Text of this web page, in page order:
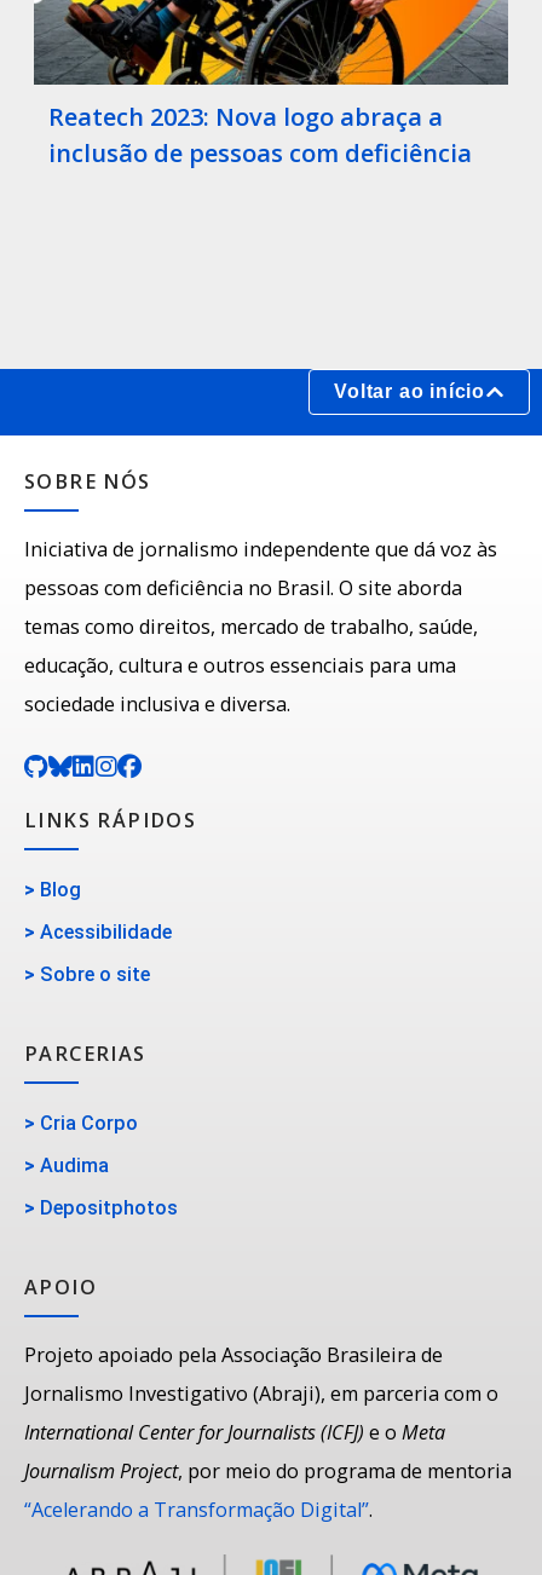
Reatech 2023: Nova logo abraça a
inclusão de pessoas com deficiência
Voltar ao início
SOBRE NÓS
Iniciativa de jornalismo independente que dá voz às
pessoas com deficiência no Brasil. O site aborda
temas como direitos, mercado de trabalho, saúde,
educação, cultura e outros essenciais para uma
sociedade inclusiva e diversa.
LINKS RÁPIDOS
> Blog
> Acessibilidade
> Sobre o site
PARCERIAS
> Cria Corpo
> Audima
> Depositphotos
APOIO
Projeto apoiado pela Associação Brasileira de
Jornalismo Investigativo (Abraji), em parceria com o
International Center for Journalists (ICFJ) e o Meta
Journalism Project, por meio do programa de mentoria
“Acelerando a Transformação Digital”.